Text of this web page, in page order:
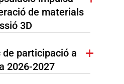
de materials
3D
participació a
2026-2027